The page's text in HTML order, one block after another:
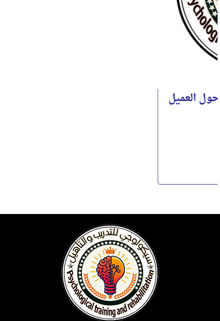
كورس مهارات التفكير الإبداعي